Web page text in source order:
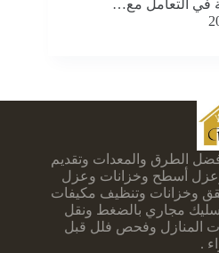
في التعامل مع…
الطرق والمعدات وتقديم
أسطح وخزانات وعزل
وخزانات وتنظيف مكيفات
مجاري بالضغط ونقل
المنازل وفحص فلل قبل
.